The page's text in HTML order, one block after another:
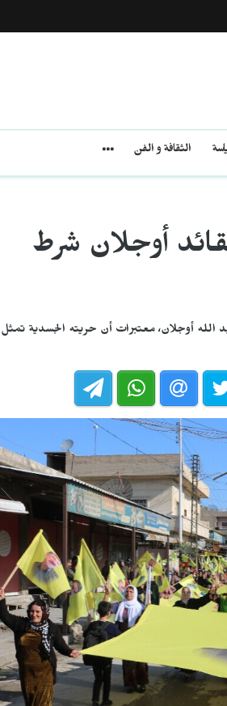
الثقافة و الفن
أوجلان شرط
الله أوجلان، معتبرات أن حريته الجسدية تمثل